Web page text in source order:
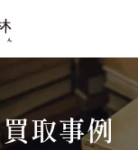
買取事例